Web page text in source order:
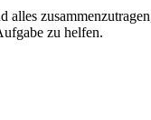
zu helfen.